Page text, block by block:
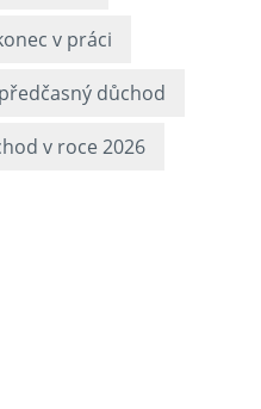
v práci
předčasný důchod
v roce 2026